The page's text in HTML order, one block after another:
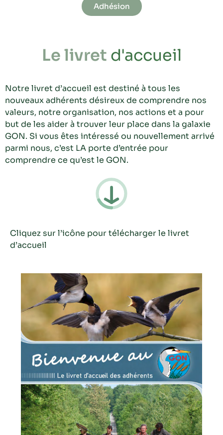
Adhésion
Le livret d'accueil
Notre livret d’accueil est destiné à tous les
nouveaux adhérents désireux de comprendre nos
valeurs, notre organisation, nos actions et a pour
but de les aider à trouver leur place dans la galaxie
GON. Si vous êtes intéressé ou nouvellement arrivé
parmi nous, c’est LA porte d’entrée pour
comprendre ce qu’est le GON.
Cliquez sur l’icône pour télécharger le livret
d’accueil